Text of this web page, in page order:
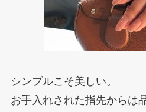
シンプルこそ美しい。
お手入れされた指先からは